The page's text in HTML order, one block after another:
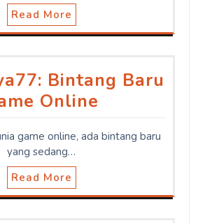
Read More
Bintang Baru
Online
game online, ada bintang baru
yang sedang…
Read More